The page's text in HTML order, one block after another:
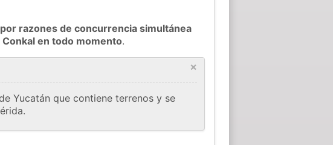
por razones de concurrencia simultánea
en todo momento.
×
Yucatán que contiene terrenos y se